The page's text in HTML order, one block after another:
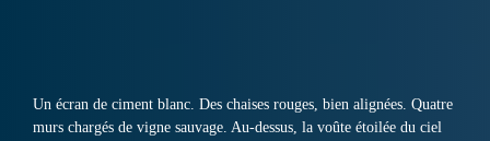
Un écran de ciment blanc. Des chaises rouges, bien alignées. Quatre
murs chargés de vigne sauvage. Au-dessus, la voûte étoilée du ciel